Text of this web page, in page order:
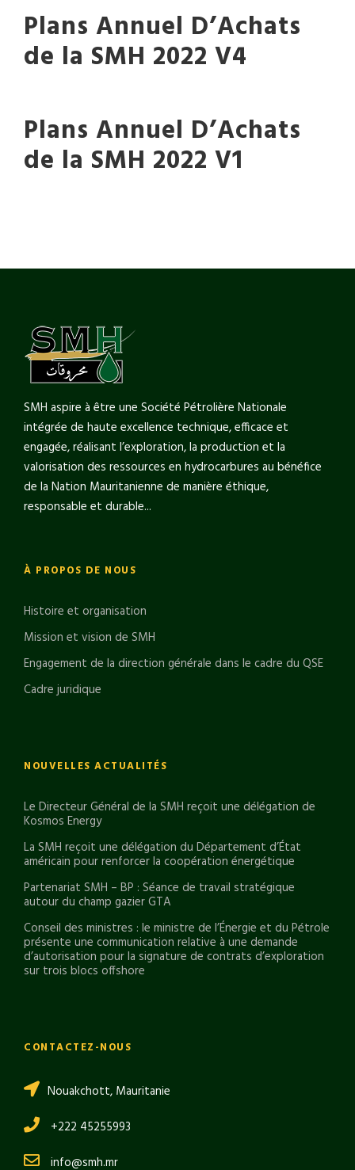
Plans Annuel D’Achats
de la SMH 2022 V4
Plans Annuel D’Achats
de la SMH 2022 V1
SMH aspire à être une Société Pétrolière Nationale
intégrée de haute excellence technique, efficace et
engagée, réalisant l’exploration, la production et la
valorisation des ressources en hydrocarbures au bénéfice
de la Nation Mauritanienne de manière éthique,
responsable et durable...
À PROPOS DE NOUS
Histoire et organisation
Mission et vision de SMH
Engagement de la direction générale dans le cadre du QSE
Cadre juridique
NOUVELLES ACTUALITÉS
Le Directeur Général de la SMH reçoit une délégation de
Kosmos Energy
La SMH reçoit une délégation du Département d’État
américain pour renforcer la coopération énergétique
Partenariat SMH – BP : Séance de travail stratégique
autour du champ gazier GTA
Conseil des ministres : le ministre de l’Énergie et du Pétrole
présente une communication relative à une demande
d’autorisation pour la signature de contrats d’exploration
sur trois blocs offshore
CONTACTEZ-NOUS
Nouakchott, Mauritanie
+222 45255993
info@smh.mr